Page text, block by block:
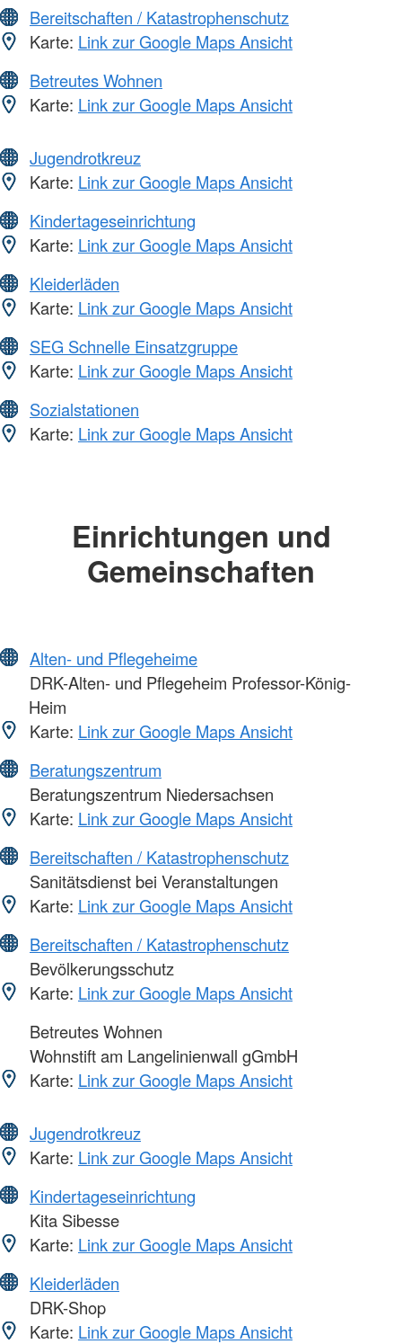
Bereitschaften / Katastrophenschutz
Karte: Link zur Google Maps Ansicht
Betreutes Wohnen
Karte: Link zur Google Maps Ansicht
Jugendrotkreuz
Karte: Link zur Google Maps Ansicht
Kindertageseinrichtung
Karte: Link zur Google Maps Ansicht
Kleiderläden
Karte: Link zur Google Maps Ansicht
SEG Schnelle Einsatzgruppe
Karte: Link zur Google Maps Ansicht
Sozialstationen
Karte: Link zur Google Maps Ansicht
Einrichtungen und
Gemeinschaften
Alten- und Pflegeheime
DRK-Alten- und Pflegeheim Professor-König-
Heim
Karte: Link zur Google Maps Ansicht
Beratungszentrum
Beratungszentrum Niedersachsen
Karte: Link zur Google Maps Ansicht
Bereitschaften / Katastrophenschutz
Sanitätsdienst bei Veranstaltungen
Karte: Link zur Google Maps Ansicht
Bereitschaften / Katastrophenschutz
Bevölkerungsschutz
Karte: Link zur Google Maps Ansicht
Betreutes Wohnen
Wohnstift am Langelinienwall gGmbH
Karte: Link zur Google Maps Ansicht
Jugendrotkreuz
Karte: Link zur Google Maps Ansicht
Kindertageseinrichtung
Kita Sibesse
Karte: Link zur Google Maps Ansicht
Kleiderläden
DRK-Shop
Karte: Link zur Google Maps Ansicht